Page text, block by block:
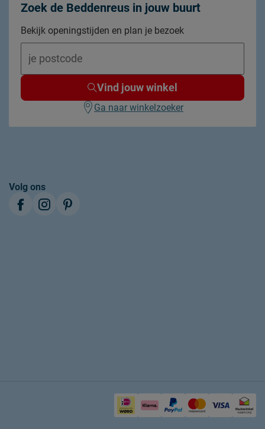
Zoek de Beddenreus in jouw buurt
Bekijk openingstijden en plan je bezoek
Vind jouw winkel
Ga naar winkelzoeker
Volg ons